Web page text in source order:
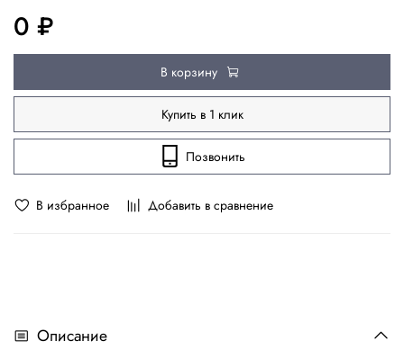
В избранное Добавить в сравнение
0 ₽
В корзину
Купить в 1 клик
Позвонить
Описание